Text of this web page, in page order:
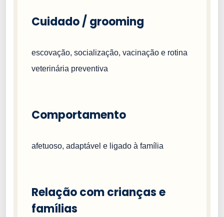
Cuidado / grooming
escovação, socialização, vacinação e rotina
veterinária preventiva
Comportamento
afetuoso, adaptável e ligado à família
Relação com crianças e
famílias